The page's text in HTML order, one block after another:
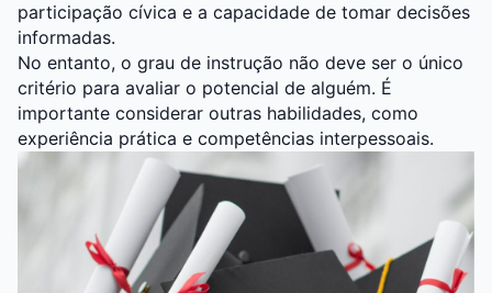
participação cívica e a capacidade de tomar decisões
informadas.
No entanto, o grau de instrução não deve ser o único
critério para avaliar o potencial de alguém. É
importante considerar outras habilidades, como
experiência prática e competências interpessoais.